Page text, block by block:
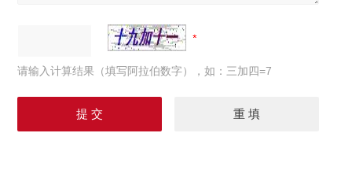
请输入计算结果（填写阿拉伯数字），如：三加四=7